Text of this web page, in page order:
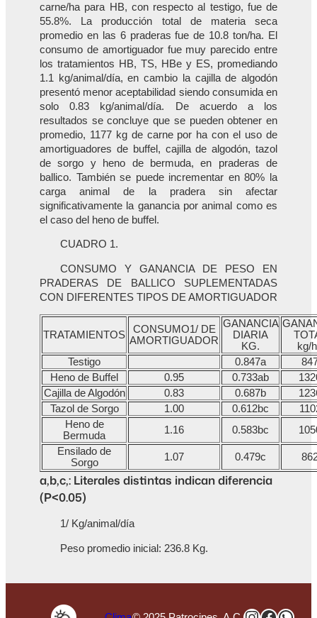
carne/ha para HB, con respecto al testigo, fue de
55.8%. La producción total de materia seca
promedio en las 6 praderas fue de 10.8 ton/ha. El
consumo de amortiguador fue muy parecido entre
los tratamientos HB, TS, HBe y ES, promediando
1.1 kg/animal/día, en cambio la cajilla de algodón
presentó menor aceptabilidad siendo consumida en
solo 0.83 kg/animal/día. De acuerdo a los
resultados se concluye que se pueden obtener en
promedio, 1177 kg de carne por ha con el uso de
amortiguadores de buffel, cajilla de algodón, tazol
de sorgo y heno de bermuda, en praderas de
ballico. También se puede incrementar en 80% la
carga animal de la pradera sin afectar
significativamente la ganancia por animal como es
el caso del heno de buffel.
CUADRO 1.
CONSUMO Y GANANCIA DE PESO EN
PRADERAS DE BALLICO SUPLEMENTADAS
CON DIFERENTES TIPOS DE AMORTIGUADOR
TRATAMIENTOS
CONSUMO1/ DE
AMORTIGUADOR
GANANCIA
DIARIA
KG.
kg/
Testigo
0.847a
Heno de Buffel
0.95 0.733ab
Cajilla de Algodón
0.83 0.687b
Tazol de Sorgo
1.00 0.612bc
Heno de
Bermuda
1.16 0.583bc
Ensilado de
Sorgo
1.07 0.479c
a,b,c,: Literales distintas indican diferencia
(P<0.05)
1/ Kg/animal/día
Peso promedio inicial: 236.8 Kg.